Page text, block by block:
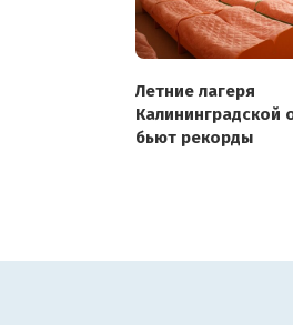
Летние лагеря
Калининградской
бьют рекорды